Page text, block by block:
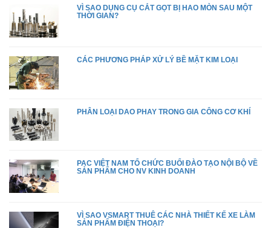
VÌ SAO DỤNG CỤ CẮT GỌT BỊ HAO MÒN SAU MỘT
THỜI GIAN?
CÁC PHƯƠNG PHÁP XỬ LÝ BỀ MẶT KIM LOẠI
PHÂN LOẠI DAO PHAY TRONG GIA CÔNG CƠ KHÍ
PAC VIỆT NAM TỔ CHỨC BUỔI ĐÀO TẠO NỘI BỘ VỀ
SẢN PHẨM CHO NV KINH DOANH
VÌ SAO VSMART THUÊ CÁC NHÀ THIẾT KẾ XE LÀM
SẢN PHẨM ĐIỆN THOẠI?